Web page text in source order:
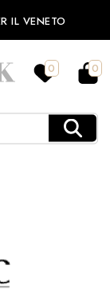
IL VENETO
0 0